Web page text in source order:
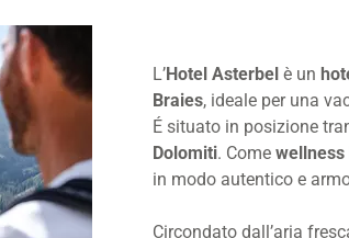
L’Hotel Asterbel è un
Braies, ideale per una
É situato in posizione
Dolomiti. Come
in modo autentico e
Circondato dall’aria